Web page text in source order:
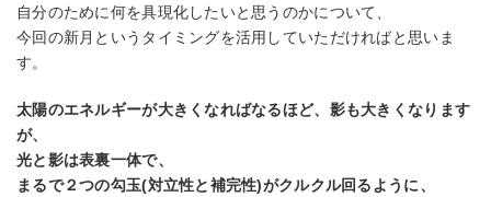
自分のために何を具現化したいと思うのかについて、
今回の新月というタイミングを活用していただければと思いま
す。
太陽のエネルギーが大きくなればなるほど、影も大きくなります
が、
光と影は表裏一体で、
まるで２つの勾玉(対立性と補完性)がクルクル回るように、